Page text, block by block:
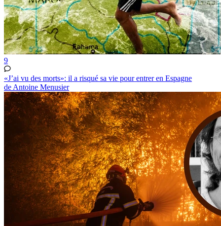
9
«J’ai vu des morts»: il a risqué sa vie pour entrer en Espagne
de Antoine Menusier